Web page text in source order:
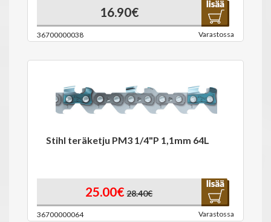
16.90€
36700000038 Varastossa
Stihl teräketju PM3 1/4"P 1,1mm 64L
25.00€ 28.40€
36700000064 Varastossa